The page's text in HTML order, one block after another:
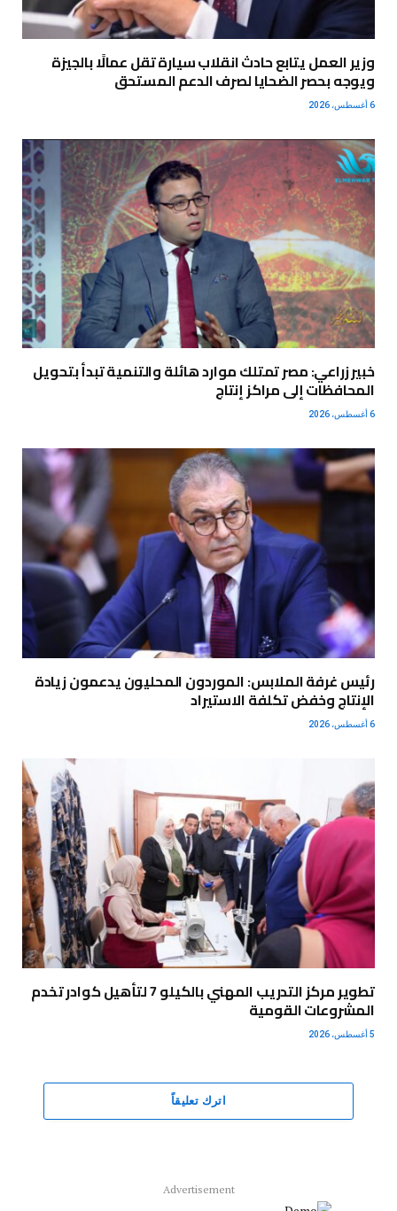
وزير العمل يتابع حادث انقلاب سيارة تقل عمالًا بالجيزة
ويوجه بحصر الضحايا لصرف الدعم المستحق
6 أغسطس، 2026
خبير زراعي: مصر تمتلك موارد هائلة والتنمية تبدأ بتحويل
المحافظات إلى مراكز إنتاج
6 أغسطس، 2026
رئيس غرفة الملابس: الموردون المحليون يدعمون زيادة
الإنتاج وخفض تكلفة الاستيراد
6 أغسطس، 2026
تطوير مركز التدريب المهني بالكيلو 7 لتأهيل كوادر تخدم
المشروعات القومية
5 أغسطس، 2026
اترك تعليقاً
Advertisement